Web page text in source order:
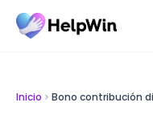
Inicio Bono contribución